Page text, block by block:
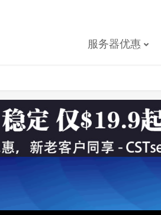
服务器优惠